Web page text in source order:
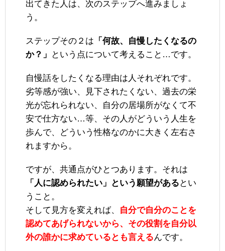
出てきた人は、次のステップへ進みましょ
う。
ステップその２は 「何故、自慢したくなるの
か？」
という点について考えること…です。
自慢話をしたくなる理由は人それぞれです。
劣等感が強い、見下されたくない、過去の栄
光が忘れられない、自分の居場所がなくて不
安で仕方ない…等、その人がどういう人生を
歩んで、どういう性格なのかに大きく左右さ
れますから。
ですが、共通点がひとつあります。それは
「人に認められたい」という願望がある とい
うこと。
そして見方を変えれば、
自分で自分のことを
認めてあげられないから、その役割を自分以
外の誰かに求めているとも言えるんです。